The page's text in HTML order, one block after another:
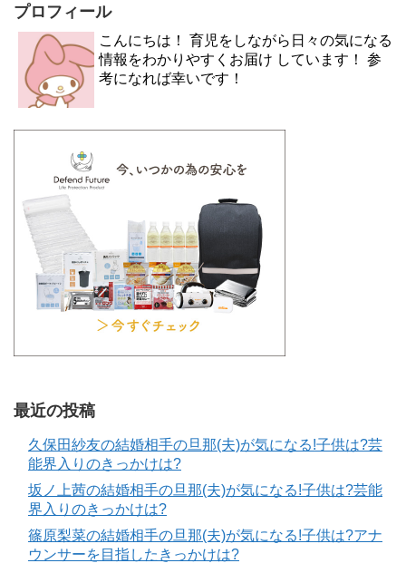
プロフィール
こんにちは！ 育児をしながら日々の気になる
情報をわかりやすくお届け しています！ 参
考になれば幸いです！
最近の投稿
久保田紗友の結婚相手の旦那(夫)が気になる!子供は?芸
能界入りのきっかけは?
坂ノ上茜の結婚相手の旦那(夫)が気になる!子供は?芸能
界入りのきっかけは?
篠原梨菜の結婚相手の旦那(夫)が気になる!子供は?アナ
ウンサーを目指したきっかけは?